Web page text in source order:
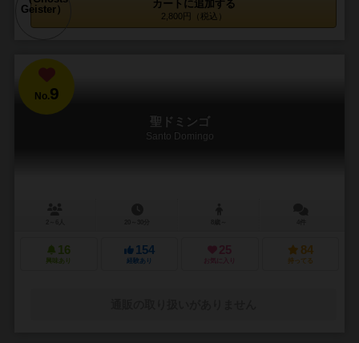
カートに追加する
2,800円（税込）
No.9
聖ドミンゴ
Santo Domingo
16
興味あり
154
経験あり
25
お気に入り
84
持ってる